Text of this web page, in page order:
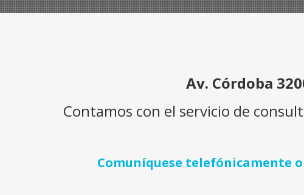
Av. Córdoba
Contamos con el servicio de
Comuníquese telefónicamente